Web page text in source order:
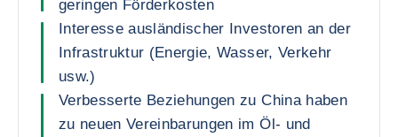
geringen Förderkosten
Interesse ausländischer Investoren an der
Infrastruktur (Energie, Wasser, Verkehr
usw.)
Verbesserte Beziehungen zu China haben
zu neuen Vereinbarungen im Öl- und